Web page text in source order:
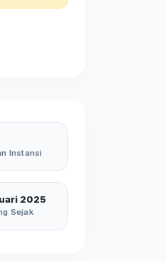
Instansi
2025
Sejak